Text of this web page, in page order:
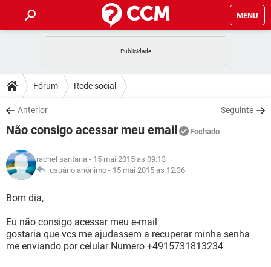
MENU
CELULAR
OUTLOOK
INSTAGRAM GMAIL
GUIA DE COMPRAS
DICAS
JOGOS
INSTAGRAM GMAIL
GUIA DE COMPRAS
DOWNLOADS
JOGOS WHATSAPP
CELULAR
OUTLOOK EXCEL
INSTAGRAM
JOGOS WHATSAPP
CELULAR
OUTLOOK
INSTAGRAM GMAIL
GUIA DE COMPRAS
GLOSSÁRIO
JOGOS
OUTLOOK EXCEL
Fórum Rede social
Anterior Seguinte
Não consigo acessar meu email Fechado
rachel santana - 15 mai 2015 às 09:13
usuário anônimo - 15 mai 2015 às 12:36
Bom dia,
Eu não consigo acessar meu e-mail
gostaria que vcs me ajudassem a recuperar minha senha
me enviando por celular Numero +4915731813234